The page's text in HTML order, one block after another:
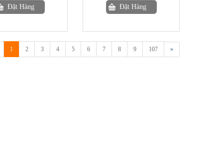
Đặt Hàng Đặt Hàng
1 2 3 4 5 6 7 8 9 107 »